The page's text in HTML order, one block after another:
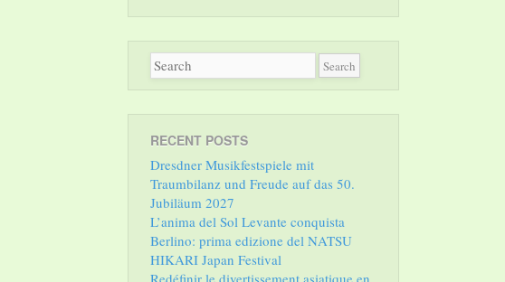
RECENT POSTS
Dresdner Musikfestspiele mit
Traumbilanz und Freude auf das 50.
Jubiläum 2027
L’anima del Sol Levante conquista
Berlino: prima edizione del NATSU
HIKARI Japan Festival
Redéfinir le divertissement asiatique en